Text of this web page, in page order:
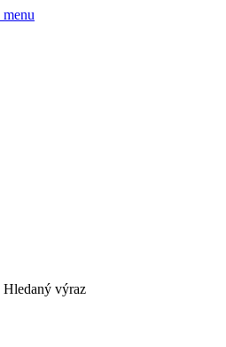
Hledaný výraz